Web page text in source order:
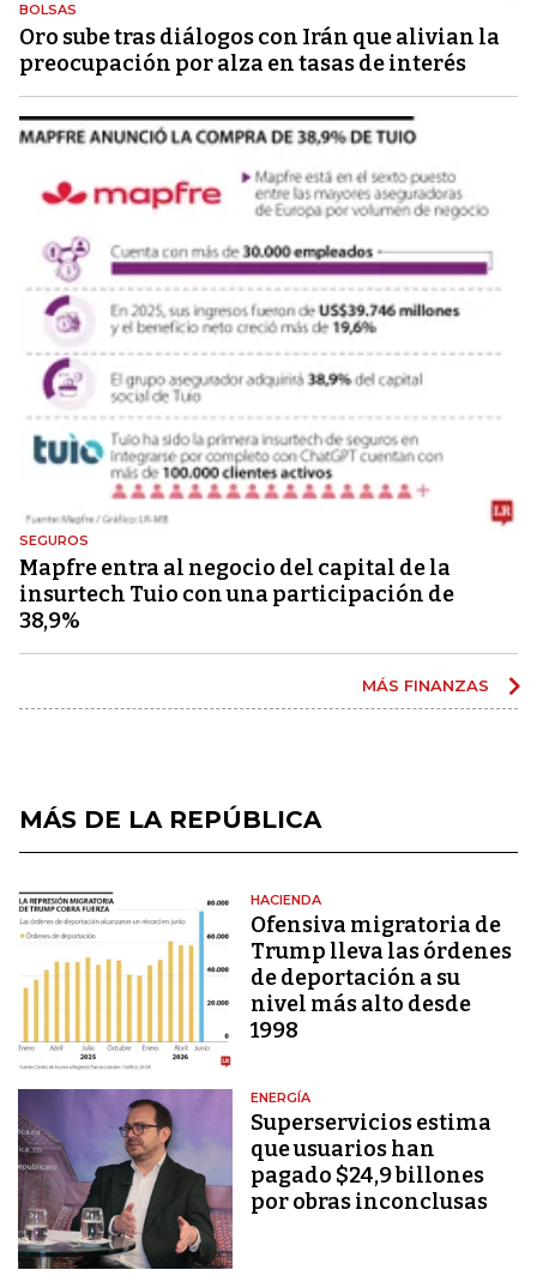
BOLSAS
Oro sube tras diálogos con Irán que alivian la
preocupación por alza en tasas de interés
SEGUROS
Mapfre entra al negocio del capital de la
insurtech Tuio con una participación de
38,9%
MÁS FINANZAS
MÁS DE LA REPÚBLICA
HACIENDA
Ofensiva migratoria de
Trump lleva las órdenes
de deportación a su
nivel más alto desde
1998
ENERGÍA
Superservicios estima
que usuarios han
pagado $24,9 billones
por obras inconclusas